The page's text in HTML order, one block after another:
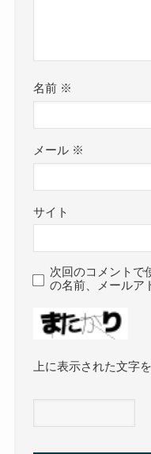
名前 ※
メール ※
サイト
次回のコメントで
の名前、メールア
上に表示された文字